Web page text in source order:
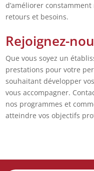
d’améliorer
retours et besoins.
Rejoignez-
Que vous soyez un
prestations pour votre
souhaitant développer
vous accompagner.
nos programmes et
atteindre vos objectifs